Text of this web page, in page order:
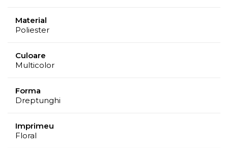
Material
Poliester
Culoare
Multicolor
Forma
Dreptunghi
Imprimeu
Floral